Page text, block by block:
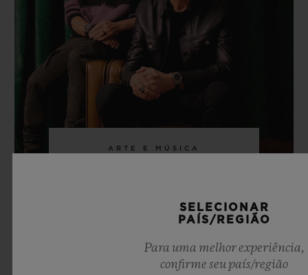
ARTE E MÚSICA
SAIBA MAIS
SELECIONAR
PAÍS/REGIÃO
Para uma melhor experiência,
confirme seu país/região